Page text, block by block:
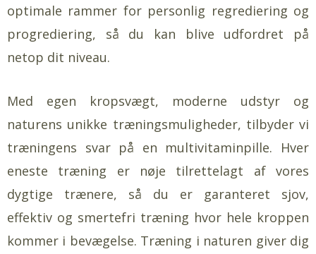
optimale rammer for personlig regrediering og
progrediering, så du kan blive udfordret på
netop dit niveau.
Med egen kropsvægt, moderne udstyr og
naturens unikke træningsmuligheder, tilbyder vi
træningens svar på en multivitaminpille. Hver
eneste træning er nøje tilrettelagt af vores
dygtige trænere, så du er garanteret sjov,
effektiv og smertefri træning hvor hele kroppen
kommer i bevægelse. Træning i naturen giver dig